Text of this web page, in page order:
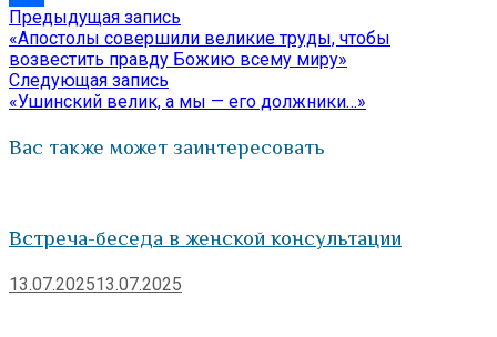
Отправить
Навигация
по
записям
Предыдущая запись
запись:
«Апостолы совершили великие труды, чтобы
возвестить правду Божию всему миру»
Следующая запись
запись:
«Ушинский велик, а мы — его должники…»
Вас также может заинтересовать
Встреча-беседа в женской консультации
13.07.202513.07.2025